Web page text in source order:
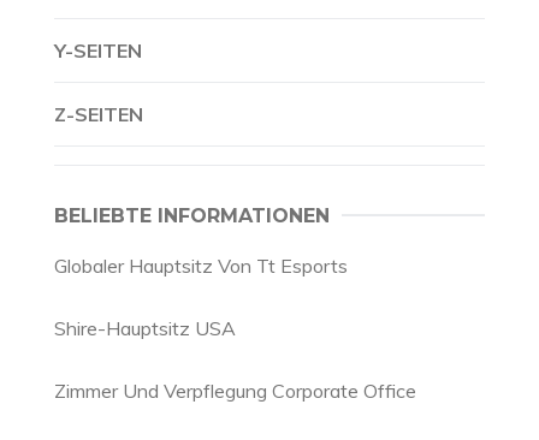
Y-SEITEN
Z-SEITEN
BELIEBTE INFORMATIONEN
Globaler Hauptsitz Von Tt Esports
Shire-Hauptsitz USA
Zimmer Und Verpflegung Corporate Office